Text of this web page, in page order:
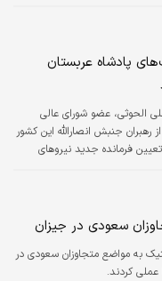
پادشاه عربستان
الحوثی، عضو شورای عالی
جنبش انصارالله این کشور
فرمانده جدید نیروهای
سعودی در جیزان
به مواضع متجاوزان سعودی در
کردند.